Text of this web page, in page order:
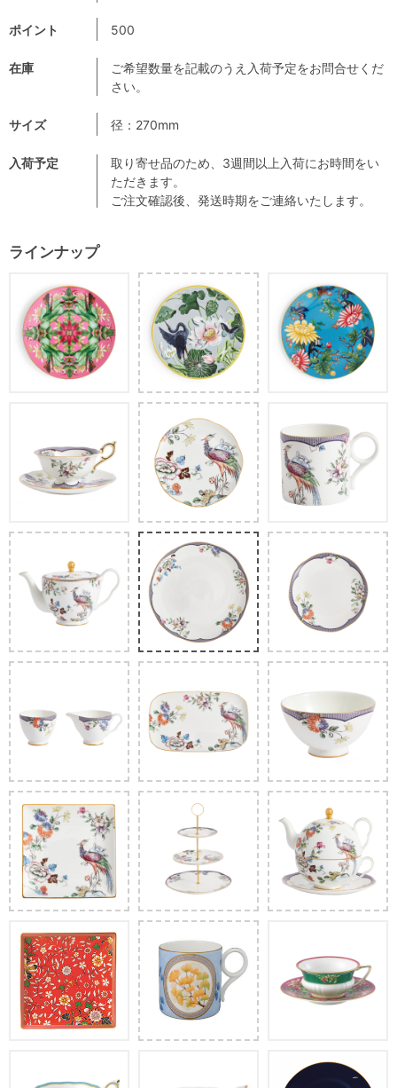
ポイント 500
在庫
ご希望数量を記載のうえ入荷予定をお問合せくだ
さい。
サイズ 径：270mm
入荷予定
取り寄せ品のため、3週間以上入荷にお時間をい
ただきます。
ご注文確認後、発送時期をご連絡いたします。
ラインナップ